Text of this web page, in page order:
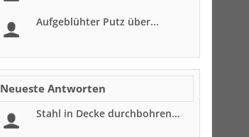
Aufgeblühter Putz über...
Neueste Antworten
Stahl in Decke durchbohren...